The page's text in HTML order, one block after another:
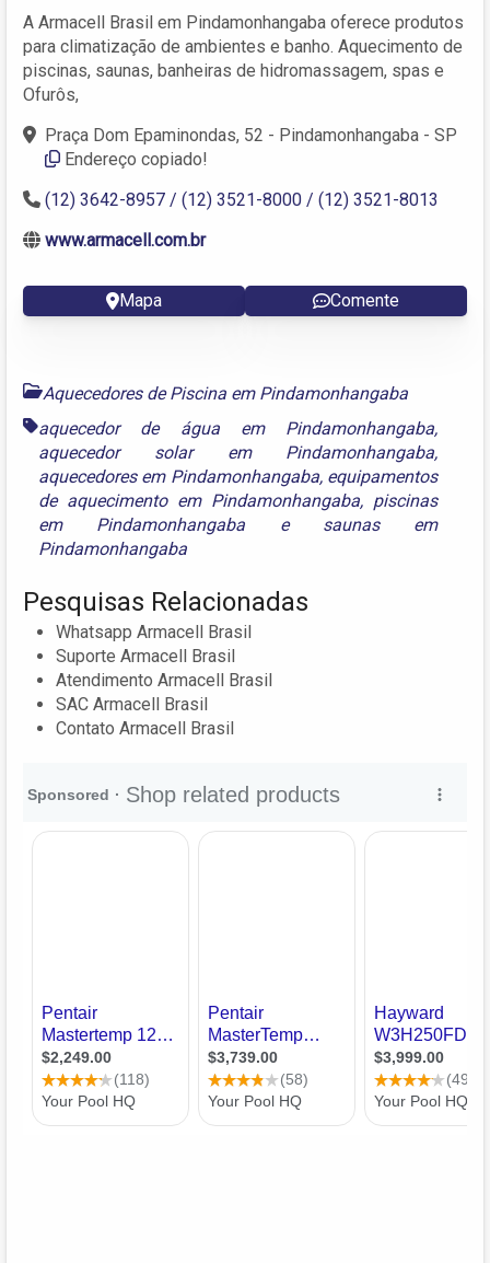
A Armacell Brasil em Pindamonhangaba oferece produtos
para climatização de ambientes e banho. Aquecimento de
piscinas, saunas, banheiras de hidromassagem, spas e
Ofurôs,
Praça Dom Epaminondas, 52 - Pindamonhangaba - SP
Endereço copiado!
(12) 3642-8957 / (12) 3521-8000 / (12) 3521-8013
www.armacell.com.br
Mapa Comente
Aquecedores de Piscina em Pindamonhangaba
aquecedor de água em Pindamonhangaba,
aquecedor solar em Pindamonhangaba,
aquecedores em Pindamonhangaba, equipamentos
de aquecimento em Pindamonhangaba, piscinas
em Pindamonhangaba e saunas em
Pindamonhangaba
Pesquisas Relacionadas
Whatsapp Armacell Brasil
Suporte Armacell Brasil
Atendimento Armacell Brasil
SAC Armacell Brasil
Contato Armacell Brasil